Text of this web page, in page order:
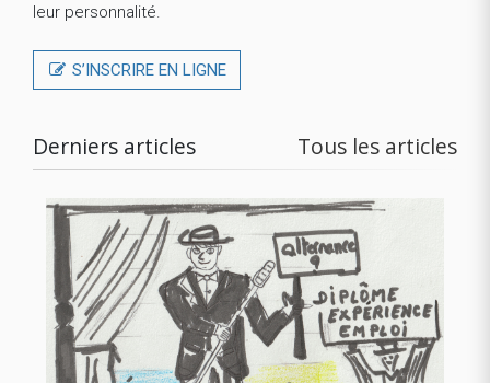
leur personnalité.
S’INSCRIRE EN LIGNE
Derniers articles Tous les articles